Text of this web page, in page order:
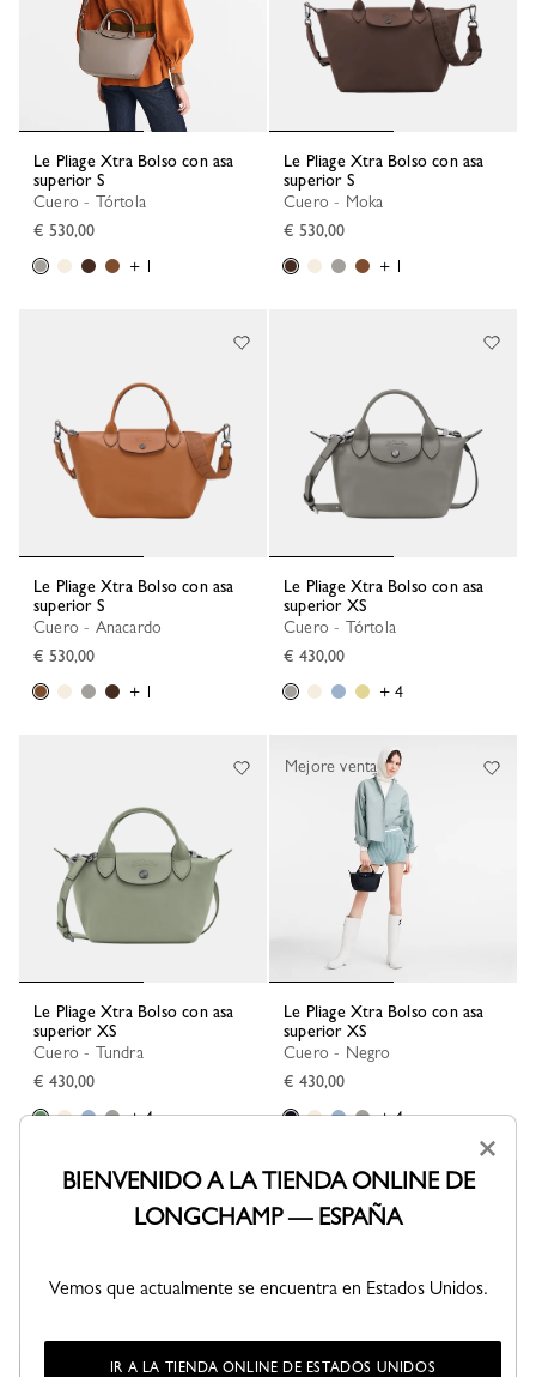
Le Pliage Xtra Bolso con asa
superior S
Cuero - Tórtola
€ 530,00
+ 1
Le Pliage Xtra Bolso con asa
superior S
Cuero - Moka
€ 530,00
+ 1
Le Pliage Xtra Bolso con asa
superior S
Cuero - Anacardo
€ 530,00
+ 1
Le Pliage Xtra Bolso con asa
superior XS
Cuero - Tórtola
€ 430,00
+ 4
Le Pliage Xtra Bolso con asa
superior XS
Cuero - Tundra
€ 430,00
+ 4
Le Pliage Xtra Bolso con asa
superior XS
Cuero - Negro
€ 430,00
+ 4
Mejore venta
×
BIENVENIDO A LA TIENDA ONLINE DE
LONGCHAMP — ESPAÑA
Vemos que actualmente se encuentra en Estados Unidos.
IR A LA TIENDA ONLINE DE ESTADOS UNIDOS